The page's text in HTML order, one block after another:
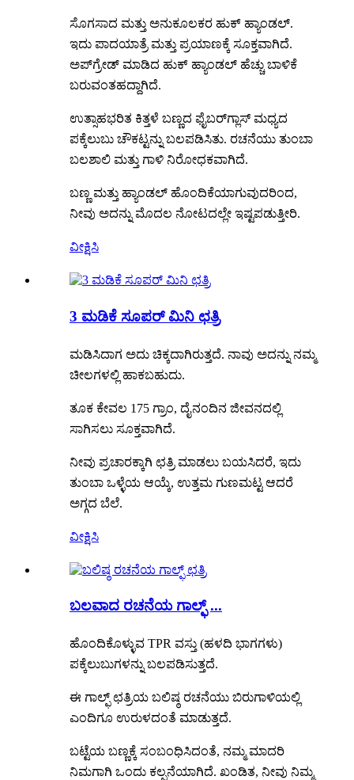
ಸೊಗಸಾದ ಮತ್ತು ಅನುಕೂಲಕರ ಹುಕ್ ಹ್ಯಾಂಡಲ್.
ಇದು ಪಾದಯಾತ್ರೆ ಮತ್ತು ಪ್ರಯಾಣಕ್ಕೆ ಸೂಕ್ತವಾಗಿದೆ.
ಅಪ್‌ಗ್ರೇಡ್ ಮಾಡಿದ ಹುಕ್ ಹ್ಯಾಂಡಲ್ ಹೆಚ್ಚು ಬಾಳಿಕೆ
ಬರುವಂತಹದ್ದಾಗಿದೆ.
ಉತ್ಸಾಹಭರಿತ ಕಿತ್ತಳೆ ಬಣ್ಣದ ಫೈಬರ್‌ಗ್ಲಾಸ್ ಮಧ್ಯದ
ಪಕ್ಕೆಲುಬು ಚೌಕಟ್ಟನ್ನು ಬಲಪಡಿಸಿತು. ರಚನೆಯು ತುಂಬಾ
ಬಲಶಾಲಿ ಮತ್ತು ಗಾಳಿ ನಿರೋಧಕವಾಗಿದೆ.
ಬಣ್ಣ ಮತ್ತು ಹ್ಯಾಂಡಲ್ ಹೊಂದಿಕೆಯಾಗುವುದರಿಂದ,
ನೀವು ಅದನ್ನು ಮೊದಲ ನೋಟದಲ್ಲೇ ಇಷ್ಟಪಡುತ್ತೀರಿ.
ವೀಕ್ಷಿಸಿ
3 ಮಡಿಕೆ ಸೂಪರ್ ಮಿನಿ ಛತ್ರಿ
ಮಡಿಸಿದಾಗ ಅದು ಚಿಕ್ಕದಾಗಿರುತ್ತದೆ. ನಾವು ಅದನ್ನು ನಮ್ಮ
ಚೀಲಗಳಲ್ಲಿ ಹಾಕಬಹುದು.
ತೂಕ ಕೇವಲ 175 ಗ್ರಾಂ, ದೈನಂದಿನ ಜೀವನದಲ್ಲಿ
ಸಾಗಿಸಲು ಸೂಕ್ತವಾಗಿದೆ.
ನೀವು ಪ್ರಚಾರಕ್ಕಾಗಿ ಛತ್ರಿ ಮಾಡಲು ಬಯಸಿದರೆ, ಇದು
ತುಂಬಾ ಒಳ್ಳೆಯ ಆಯ್ಕೆ, ಉತ್ತಮ ಗುಣಮಟ್ಟ ಆದರೆ
ಅಗ್ಗದ ಬೆಲೆ.
ವೀಕ್ಷಿಸಿ
ಬಲವಾದ ರಚನೆಯ ಗಾಲ್ಫ್ ...
ಹೊಂದಿಕೊಳ್ಳುವ TPR ವಸ್ತು (ಹಳದಿ ಭಾಗಗಳು)
ಪಕ್ಕೆಲುಬುಗಳನ್ನು ಬಲಪಡಿಸುತ್ತದೆ.
ಈ ಗಾಲ್ಫ್ ಛತ್ರಿಯ ಬಲಿಷ್ಠ ರಚನೆಯು ಬಿರುಗಾಳಿಯಲ್ಲಿ
ಎಂದಿಗೂ ಉರುಳದಂತೆ ಮಾಡುತ್ತದೆ.
ಬಟ್ಟೆಯ ಬಣ್ಣಕ್ಕೆ ಸಂಬಂಧಿಸಿದಂತೆ, ನಮ್ಮ ಮಾದರಿ
ನಿಮಗಾಗಿ ಒಂದು ಕಲ್ಪನೆಯಾಗಿದೆ. ಖಂಡಿತ, ನೀವು ನಿಮ್ಮ